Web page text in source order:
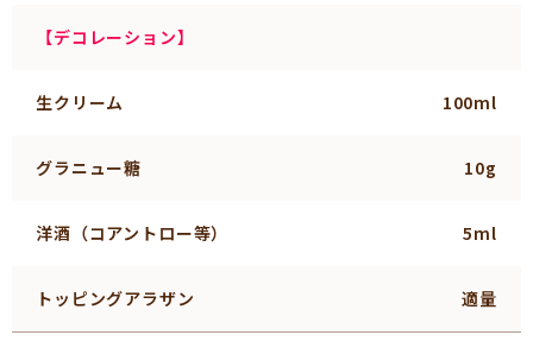
【デコレーション】
生クリーム 100ml
グラニュー糖 10g
洋酒（コアントロー等） 5ml
トッピングアラザン 適量